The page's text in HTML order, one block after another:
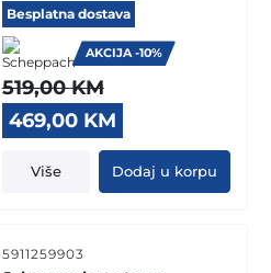
Besplatna dostava
AKCIJA -10%
519,00KM
Original
price
was:
519,00 KM.
469,00 KM
price
is:
469,00 KM.
Više Dodaj u korpu
5911259903